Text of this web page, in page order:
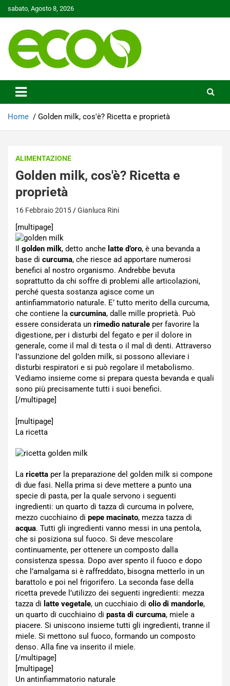
to
sabato, Agosto 8, 2026
Ecoo.it
Home Golden milk, cos'è? Ricetta e proprietà
ALIMENTAZIONE
Golden milk, cos'è? Ricetta e
proprietà
16 Febbraio 2015 Gianluca Rini
[multipage]
Il golden milk, detto anche latte d’oro, è una bevanda a
base di curcuma, che riesce ad apportare numerosi
benefici al nostro organismo. Andrebbe bevuta
soprattutto da chi soffre di problemi alle articolazioni,
perché questa sostanza agisce come un
antinfiammatorio naturale. E’ tutto merito della curcuma,
che contiene la curcumina, dalle mille proprietà. Può
essere considerata un rimedio naturale per favorire la
digestione, per i disturbi del fegato e per il dolore in
generale, come il mal di testa o il mal di denti. Attraverso
l’assunzione del golden milk, si possono alleviare i
disturbi respiratori e si può regolare il metabolismo.
Vediamo insieme come si prepara questa bevanda e quali
sono più precisamente tutti i suoi benefici.
[/multipage]
[multipage]
La ricetta
La ricetta per la preparazione del golden milk si compone
di due fasi. Nella prima si deve mettere a punto una
specie di pasta, per la quale servono i seguenti
ingredienti: un quarto di tazza di curcuma in polvere,
mezzo cucchiaino di pepe macinato, mezza tazza di
acqua. Tutti gli ingredienti vanno messi in una pentola,
che si posiziona sul fuoco. Si deve mescolare
continuamente, per ottenere un composto dalla
consistenza spessa. Dopo aver spento il fuoco e dopo
che l’amalgama si è raffreddato, bisogna metterlo in un
barattolo e poi nel frigorifero. La seconda fase della
ricetta prevede l’utilizzo dei seguenti ingredienti: mezza
tazza di latte vegetale, un cucchiaio di olio di mandorle,
un quarto di cucchiaino di pasta di curcuma, miele a
piacere. Si uniscono insieme tutti gli ingredienti, tranne il
miele. Si mettono sul fuoco, formando un composto
denso. Alla fine va inserito il miele.
[/multipage]
[multipage]
Un antinfiammatorio naturale